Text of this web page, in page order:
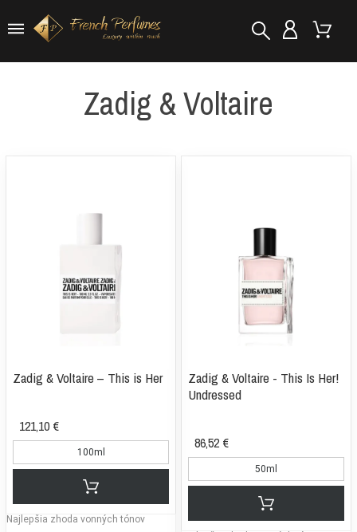
Zadig & Voltaire
Zadig & Voltaire – This is Her
121,10 €
100ml
Najlepšia zhoda vonných tónov
Zadig & Voltaire - This Is Her!
Undressed
86,52 €
50ml